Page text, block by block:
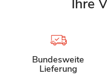
Ihre
Bundesweite
Lieferung